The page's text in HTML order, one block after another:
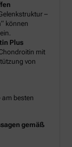
–
können
Plus
mit
von
am besten
gemäß